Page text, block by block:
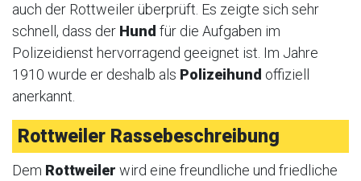
auch der Rottweiler überprüft. Es zeigte sich sehr
schnell, dass der Hund für die Aufgaben im
Polizeidienst hervorragend geeignet ist. Im Jahre
1910 wurde er deshalb als Polizeihund offiziell
anerkannt.
Rottweiler Rassebeschreibung
Dem Rottweiler wird eine freundliche und friedliche